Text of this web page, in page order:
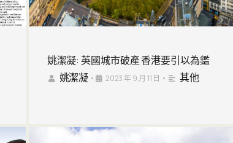
姚潔凝: 英國城市破產 香港要引以為鑑
姚潔凝 • 2023 年 9 月 11 日 • 其他